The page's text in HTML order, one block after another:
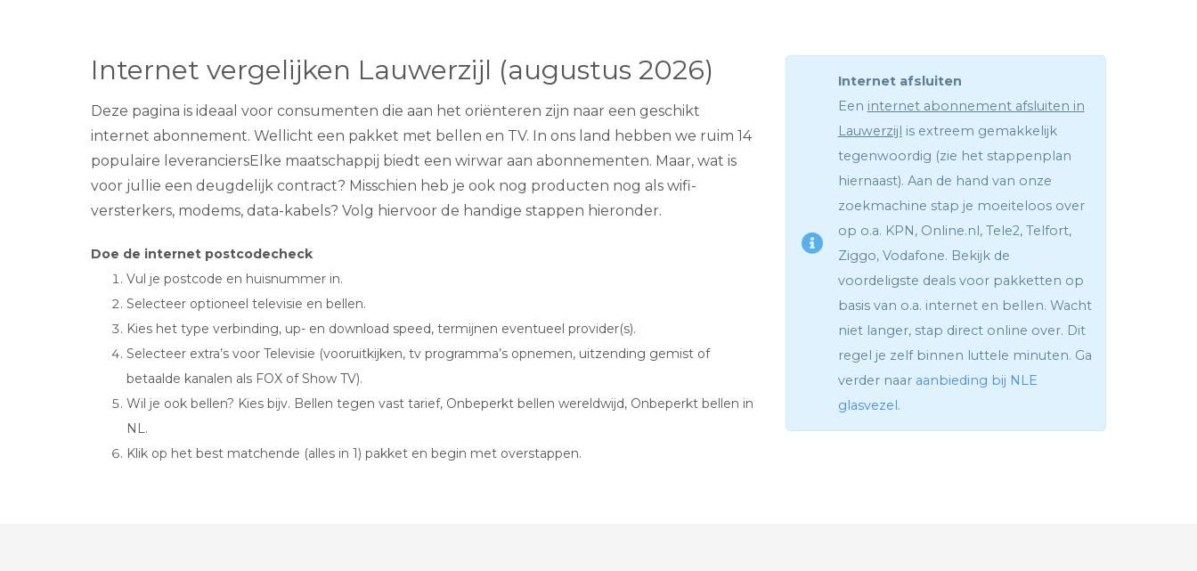
Internet vergelijken Lauwerzijl (augustus 2026)
Deze pagina is ideaal voor consumenten die aan het oriënteren zijn naar een geschikt
internet abonnement. Wellicht een pakket met bellen en TV. In ons land hebben we ruim 14
populaire leveranciersElke maatschappij biedt een wirwar aan abonnementen. Maar, wat is
voor jullie een deugdelijk contract? Misschien heb je ook nog producten nog als wifi-
versterkers, modems, data-kabels? Volg hiervoor de handige stappen hieronder.
Doe de internet postcodecheck
Vul je postcode en huisnummer in.
Selecteer optioneel televisie en bellen.
Kies het type verbinding, up- en download speed, termijnen eventueel provider(s).
Selecteer extra’s voor Televisie (vooruitkijken, tv programma’s opnemen, uitzending gemist of
betaalde kanalen als FOX of Show TV).
Wil je ook bellen? Kies bijv. Bellen tegen vast tarief, Onbeperkt bellen wereldwijd, Onbeperkt bellen in
NL.
Klik op het best matchende (alles in 1) pakket en begin met overstappen.
Internet afsluiten
Een internet abonnement afsluiten in
Lauwerzijl is extreem gemakkelijk
tegenwoordig (zie het stappenplan
hiernaast). Aan de hand van onze
zoekmachine stap je moeiteloos over
op o.a. KPN, Online.nl, Tele2, Telfort,
Ziggo, Vodafone. Bekijk de
voordeligste deals voor pakketten op
basis van o.a. internet en bellen. Wacht
niet langer, stap direct online over. Dit
regel je zelf binnen luttele minuten. Ga
verder naar aanbieding bij NLE
glasvezel.